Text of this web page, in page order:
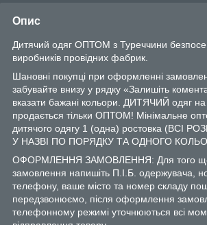
Опис
Дитячий одяг ОПТОМ з Туреччини
виробників провідних фабрик.
Шановні покупці при оформленні
забувайте внизу у рядку «Залишіть
вказати бажані кольори. ДИТЯЧИЙ одяг
продається тільки ОПТОМ! Мінімальне
дитячого одягу 1 (одна) ростовка (ВСІ
У НАЗВІ ПО ПОРЯДКУ ТА ОДНОГО
ОФОРМЛЕННЯ ЗАМОВЛЕННЯ: Для того
замовлення напишіть П.І.Б. одержувача,
телефону, ваше місто та номер складу
передзвонюємо, після оформлення
телефонному режимі уточнюються всі